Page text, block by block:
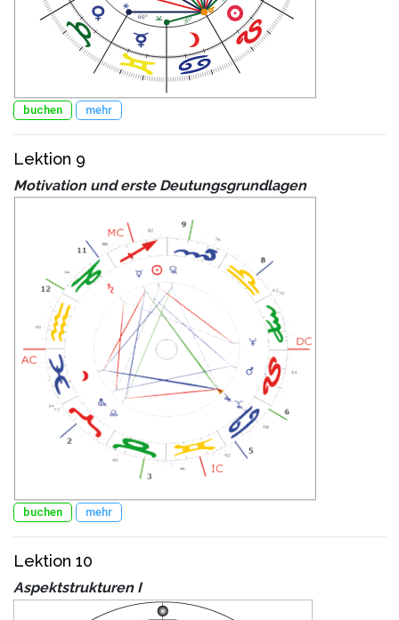
buchen mehr
Lektion 9
Motivation und erste Deutungsgrundlagen
buchen mehr
Lektion 10
Aspektstrukturen I